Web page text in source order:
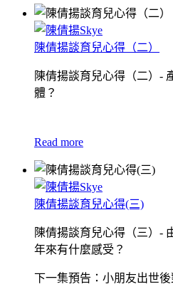
陳倩揚談育兒心得（二）
陳倩揚談育兒心得（二）-
體？
Read more
陳倩揚談育兒心得(三)
陳倩揚談育兒心得（三）-
年來有什麼感受？
下一集預告：小朋友出世